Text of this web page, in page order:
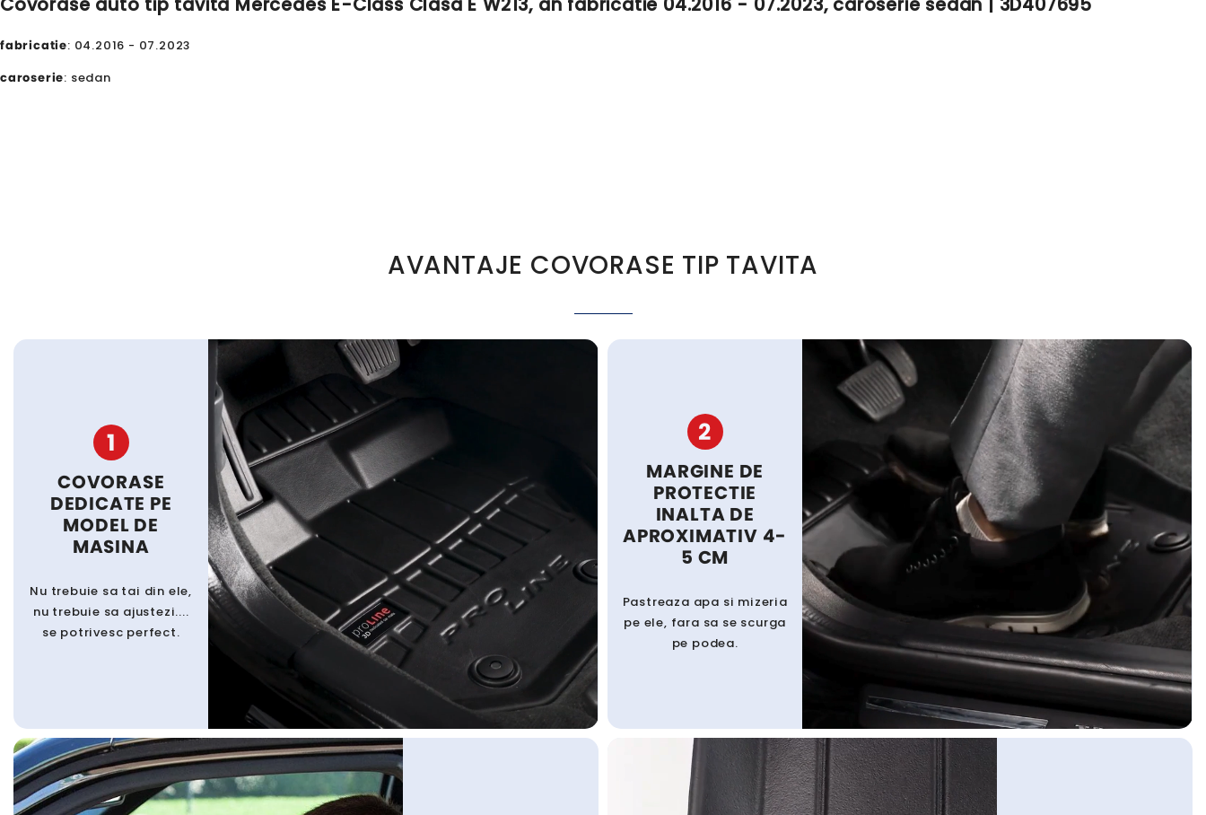
Covorase auto tip tavita Mercedes E-Class Clasa E W213, an fabricatie 04.2016 - 07.2023, caroserie sedan | 3D407695
fabricatie: 04.2016 - 07.2023
caroserie: sedan
AVANTAJE COVORASE TIP TAVITA
1
COVORASE
DEDICATE PE
MODEL DE
MASINA
Nu trebuie sa tai din ele,
nu trebuie sa ajustezi....
se potrivesc perfect.
2
MARGINE DE
PROTECTIE
INALTA DE
APROXIMATIV 4-
5 CM
Pastreaza apa si mizeria
pe ele, fara sa se scurga
pe podea.